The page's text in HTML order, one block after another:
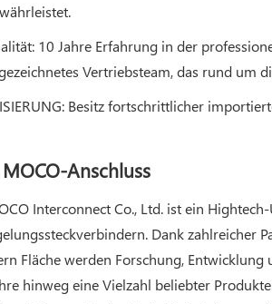
10 Jahre Erfahrung in der
Vertriebsteam, das rund um
Besitz fortschrittlicher
Anschluss
Interconnect Co., Ltd. ist ein
Dank zahlreicher
Fläche werden Forschung,
hinweg eine Vielzahl beliebter